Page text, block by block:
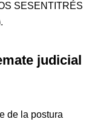
SESENTITRÉS
judicial
de la postura